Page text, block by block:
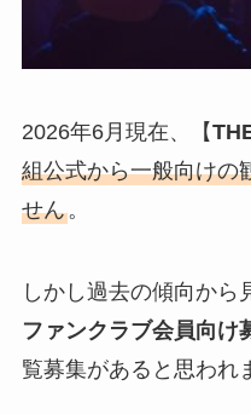
2026年6月現在、【
組公式から一般向けの
せん。
しかし過去の傾向から
ファンクラブ会員向け
覧募集があると思われ